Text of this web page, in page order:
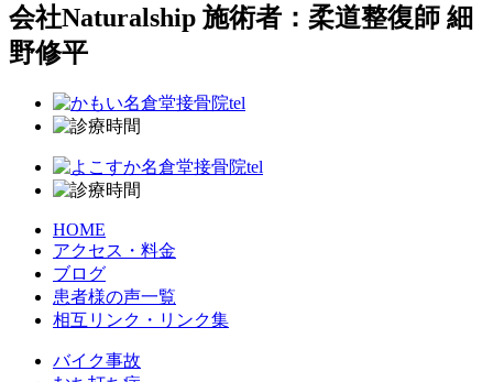
会社Naturalship 施術者：柔道整復師 細
野修平
HOME
アクセス・料金
ブログ
患者様の声一覧
相互リンク・リンク集
バイク事故